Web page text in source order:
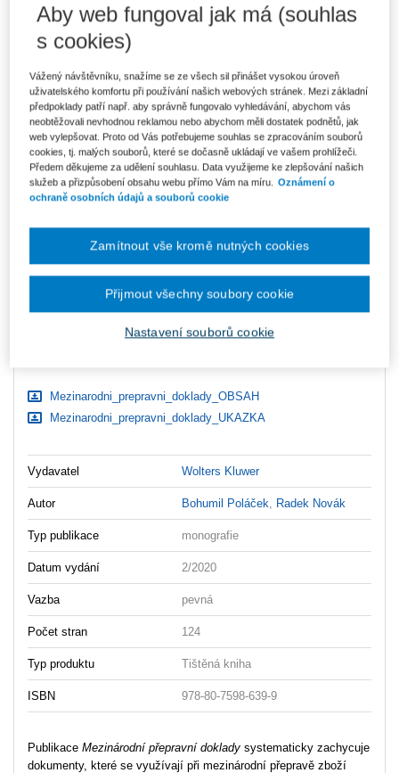
408 Kč
Ušetříte 71 Kč
Tištěná kniha
Poslední kusy - neváhejte s objednávkou!
347 Kč
E-kniha Smarteca
V prodeji - ihned k dispozici
Co je Smarteca?
582 Kč
Ušetříte 305 Kč
DMOC 887 Kč
Balíček - Tištěná kniha + E-kniha
Smarteca
Poslední kusy - neváhejte s objednávkou!
Co je Smarteca?
důvodů nemůžeme vystavovat daňové doklady. Budou vám
zaslány dodatečně e-mailem.
ks Vložit do košíku
Ceny jsou včetně DPH
Mezinarodni_prepravni_doklady_OBSAH
Mezinarodni_prepravni_doklady_UKAZKA
Vydavatel Wolters Kluwer
Autor Bohumil Poláček Radek Novák
Typ publikace monografie
Datum vydání 2/2020
Vazba pevná
Počet stran 124
Typ produktu Tištěná kniha
ISBN 978-80-7598-639-9
Publikace Mezinárodní přepravní doklady systematicky zachycuje
dokumenty, které se využívají při mezinárodní přepravě zboží
Aby web fungoval jak má (souhlas
s cookies)
Vážený návštěvníku, snažíme se ze všech sil přinášet vysokou úroveň
uživatelského komfortu při používání našich webových stránek. Mezi základní
předpoklady patří např. aby správně fungovalo vyhledávání, abychom vás
neobtěžovali nevhodnou reklamou nebo abychom měli dostatek podnětů, jak
web vylepšovat. Proto od Vás potřebujeme souhlas se zpracováním souborů
cookies, tj. malých souborů, které se dočasně ukládají ve vašem prohlížeči.
Předem děkujeme za udělení souhlasu. Data využijeme ke zlepšování našich
služeb a přizpůsobení obsahu webu přímo Vám na míru. Oznámení o
ochraně osobních údajů a souborů cookie
Nastavení souborů cookie
Zamítnout vše kromě nutných cookies
Přijmout všechny soubory cookie